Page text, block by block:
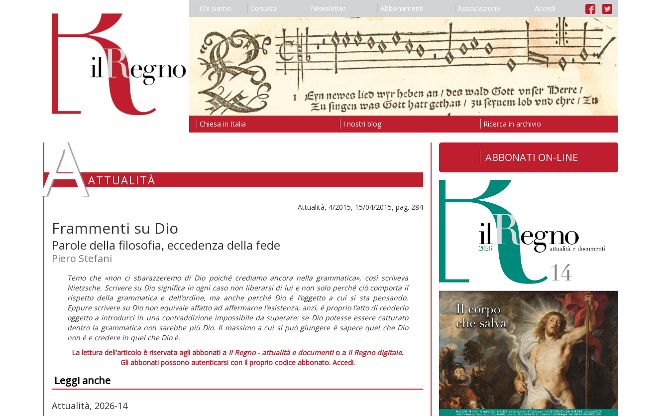
Chi siamo Contatti Newsletter Abbonamenti Associazione Accedi
Chiesa in Italia I nostri blog Ricerca in archivio
AATTUALITÀ
Attualità, 4/2015, 15/04/2015, pag. 284
Frammenti su Dio
Parole della filosofia, eccedenza della fede
Piero Stefani
Temo che «non ci sbarazzeremo di Dio poiché crediamo ancora nella grammatica», così scriveva
Nietzsche. Scrivere su Dio significa in ogni caso non liberarsi di lui e non solo perché ciò comporta il
rispetto della grammatica e dell’ordine, ma anche perché Dio è l’oggetto a cui si sta pensando.
Eppure scrivere su Dio non equivale affatto ad affermarne l’esistenza; anzi, è proprio l’atto di renderlo
oggetto a introdurci in una contraddizione impossibile da superare: se Dio potesse essere catturato
dentro la grammatica non sarebbe più Dio. Il massimo a cui si può giungere è sapere quel che Dio
non è e credere in quel che Dio è.
La lettura dell'articolo è riservata agli abbonati a Il Regno - attualità e documentio a Il Regno digitale.
Gli abbonati possono autenticarsi con il proprio codice abbonato. Accedi.
Leggi anche
Attualità, 2026-14
ABBONATI ON-LINE